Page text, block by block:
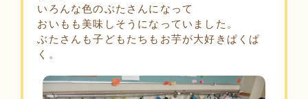
いろんな色のぶたさんになって
おいもも美味しそうになっていました。
ぶたさんも子どもたちもお芋が大好きぱくぱ
く。